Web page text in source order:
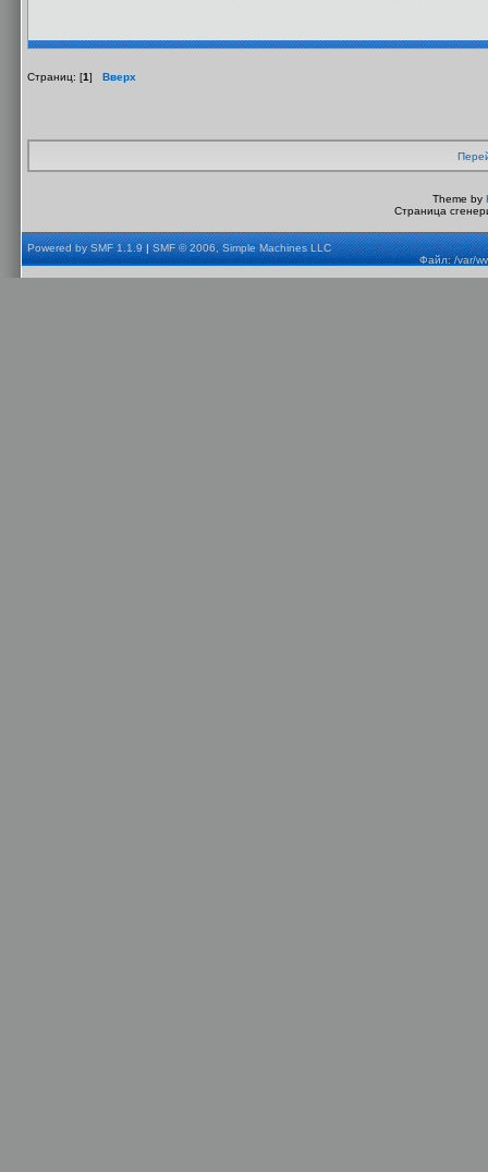
Страниц: [1] Вверх
Theme by
Страница
Powered by SMF 1.1.9|SMF © 2006, Simple Machines LLC
Файл: /var/